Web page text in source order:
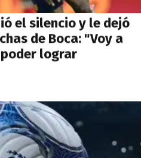
el silencio y le dejó
de Boca: "Voy a
lograr